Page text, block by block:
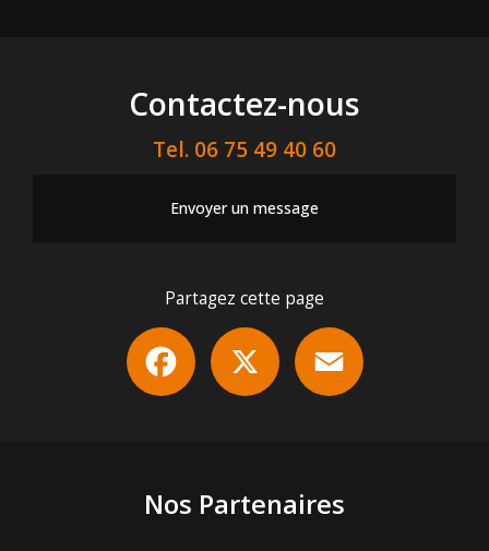
Contactez-nous
Tel. 06 75 49 40 60
Envoyer un message
Partagez cette page
Facebook
Nos Partenaires